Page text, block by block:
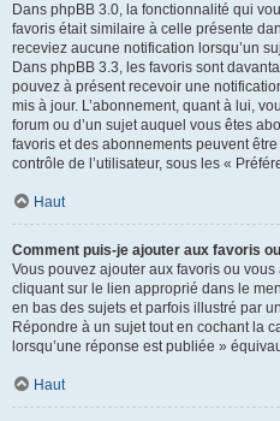
Dans phpBB 3.0, la fonctionnalité qui
favoris était similaire à celle présente
receviez aucune notification lorsqu’un
Dans phpBB 3.3, les favoris sont
pouvez à présent recevoir une
mis à jour. L’abonnement, quant à lui,
forum ou d’un sujet auquel vous êtes
favoris et des abonnements peuvent
contrôle de l’utilisateur, sous les «
Haut
Comment puis-je ajouter aux favoris
Vous pouvez ajouter aux favoris ou
cliquant sur le lien approprié dans le
en bas des sujets et parfois illustré par
Répondre à un sujet tout en cochant la
lorsqu’une réponse est publiée »
Haut